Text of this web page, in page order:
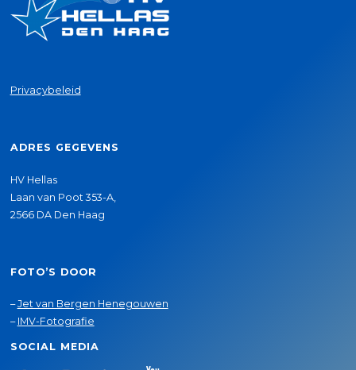
Privacybeleid
ADRES GEGEVENS
HV Hellas
Laan van Poot 353-A,
2566 DA Den Haag
FOTO’S DOOR
–Jet van Bergen Henegouwen
– IMV-Fotografie
SOCIAL MEDIA